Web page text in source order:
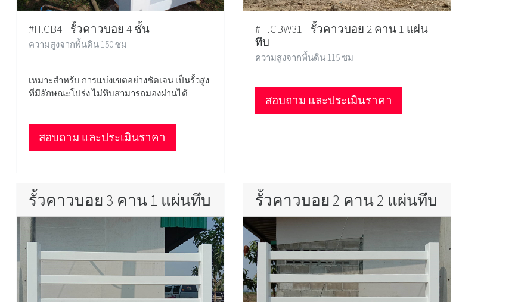
#H.CB4 - รั้วคาวบอย 4 ชั้น
ความสูงจากพื้นดิน 150 ซม
เหมาะสำหรับ การแบ่งเขตอย่างชัดเจน เป็นรั้วสูง
ที่มีลักษณะโปร่ง ไม่ทึบสามารถมองผ่านได้
สอบถาม และประเมินราคา
#H.CBW31 - รั้วคาวบอย 2 คาน 1 แผ่น
ทึบ
ความสูงจากพื้นดิน 115 ซม
สอบถาม และประเมินราคา
รั้วคาวบอย 3 คาน 1 แผ่นทึบ รั้วคาวบอย 2 คาน 2 แผ่นทึบ